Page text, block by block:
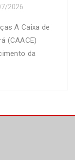
2026
A Caixa de
(CAACE)
da